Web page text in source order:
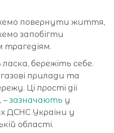
повернути життя,
запобігти
ласка, бережіть себе.
прилади та
Ці прості дії
– зазначають у
ДСНС України у
області.